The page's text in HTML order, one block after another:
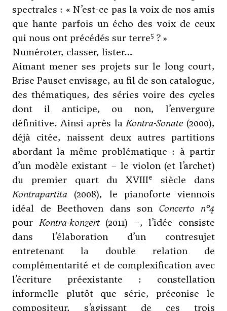
spectrales : « N’est-ce pas la voix de nos amis
que hante parfois un écho des voix de ceux
qui nous ont précédés sur terre5 ? »
Numéroter, classer, lister…
Aimant mener ses projets sur le long court,
Brise Pauset envisage, au fil de son catalogue,
des thématiques, des séries voire des cycles
dont il anticipe, ou non, l’envergure
définitive. Ainsi après la Kontra-Sonate (2000),
déjà citée, naissent deux autres partitions
abordant la même problématique : à partir
d’un modèle existant – le violon (et l’archet)
du premier quart du XVIIIe
siècle dans
Kontrapartita (2008), le pianoforte viennois
idéal de Beethoven dans son Concerto n°4
pour Kontra-konzert(2011) –, l’idée consiste
dans l’élaboration d’un contresujet
entretenant la double relation de
complémentarité et de complexification avec
l’écriture préexistante : constellation
informelle plutôt que série, préconise le
compositeur, s’agissant de ces trois